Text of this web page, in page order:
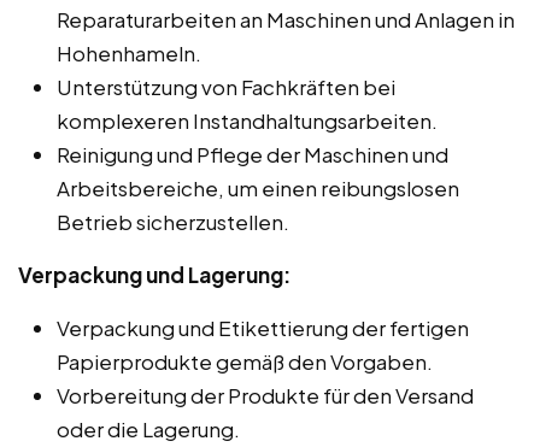
Reparaturarbeiten an Maschinen und Anlagen in
Hohenhameln.
Unterstützung von Fachkräften bei
komplexeren Instandhaltungsarbeiten.
Reinigung und Pflege der Maschinen und
Arbeitsbereiche, um einen reibungslosen
Betrieb sicherzustellen.
Verpackung und Lagerung:
Verpackung und Etikettierung der fertigen
Papierprodukte gemäß den Vorgaben.
Vorbereitung der Produkte für den Versand
oder die Lagerung.